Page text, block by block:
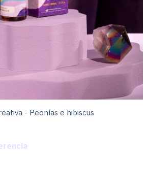
- Peonías e hibiscus